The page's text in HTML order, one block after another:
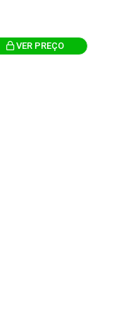
VER PREÇO